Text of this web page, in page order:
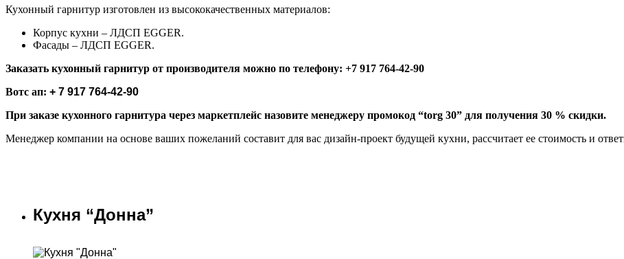
Кухонный гарнитур изготовлен из высококачественных материалов:
Корпус кухни – ЛДСП EGGER.
Фасады – ЛДСП EGGER.
Заказать кухонный гарнитур от производителя можно по телефону: +7 917 764-42-90
Вотс ап: + 7 917 764-42-90
При заказе кухонного гарнитура через маркетплейс назовите менеджеру промокод “torg 30” для получения 30 % скидки.
Менеджер компании на основе ваших пожеланий составит для вас дизайн-проект будущей кухни, рассчитает ее стоимость и
Кухня “Донна”